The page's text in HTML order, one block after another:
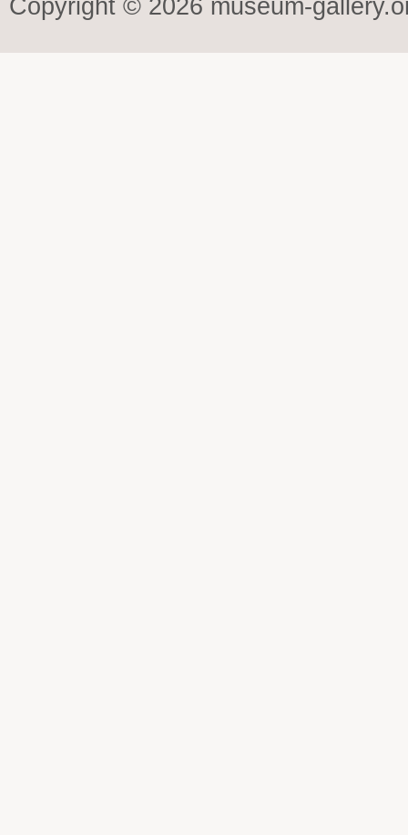
Copyright © 2026 museum-